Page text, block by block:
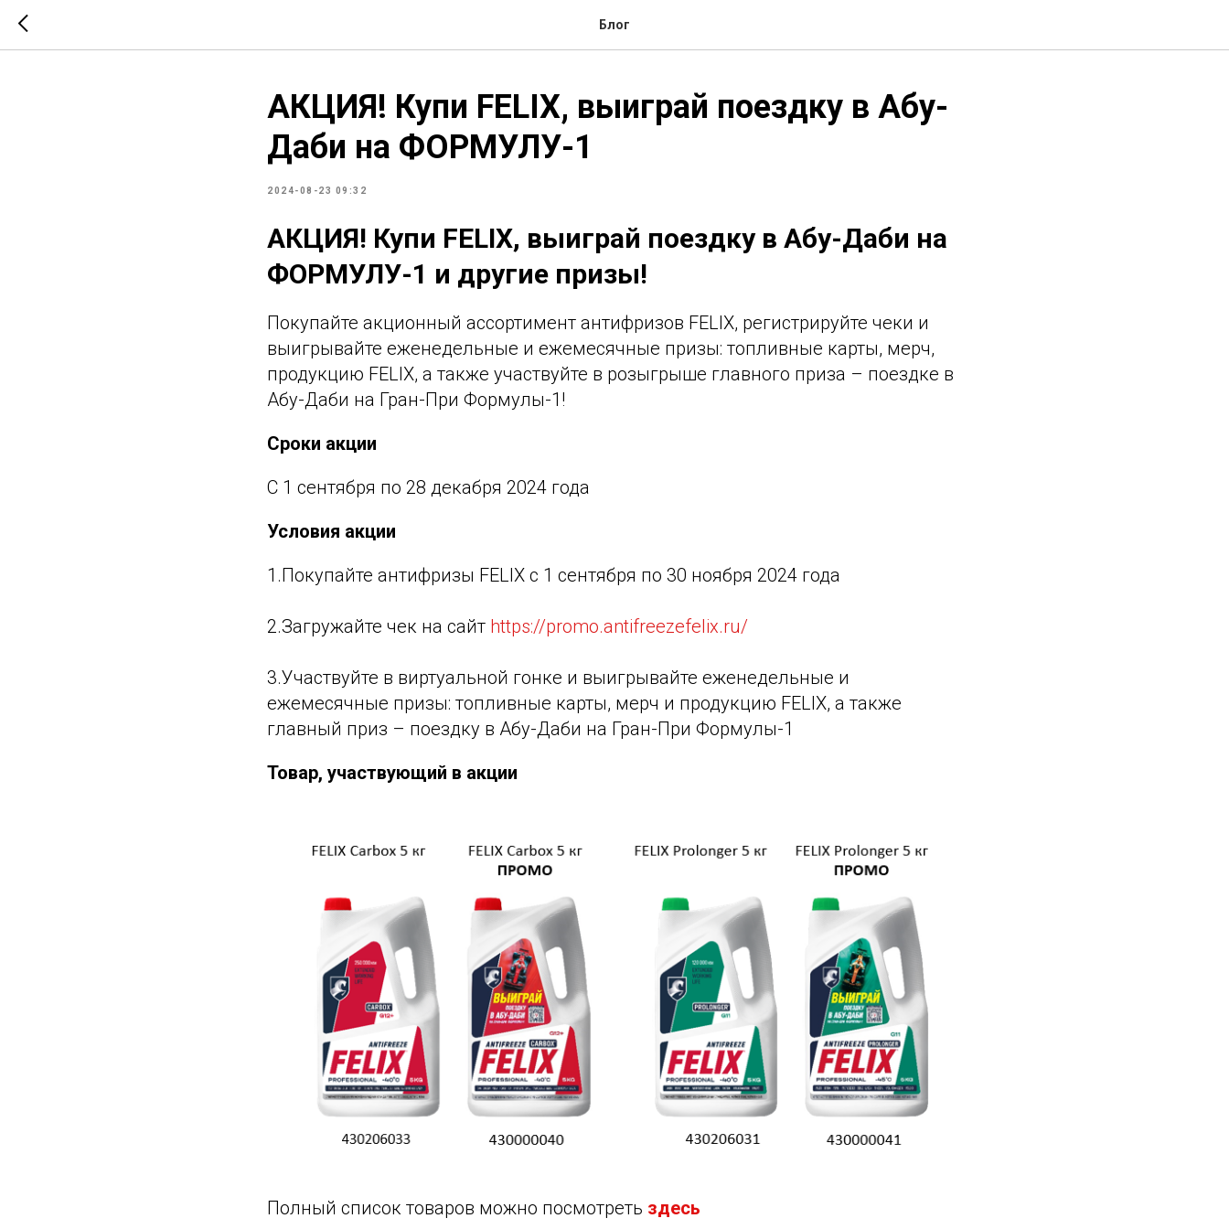
Блог
АКЦИЯ! Купи FELIX, выиграй поездку в Абу-
Даби на ФОРМУЛУ-1
2024-08-23 09:32
АКЦИЯ! Купи FELIX, выиграй поездку в Абу-Даби на
ФОРМУЛУ-1 и другие призы!
Покупайте акционный ассортимент антифризов FELIX, регистрируйте чеки и
выигрывайте еженедельные и ежемесячные призы: топливные карты, мерч,
продукцию FELIX, а также участвуйте в розыгрыше главного приза – поездке в
Абу-Даби на Гран-При Формулы-1!
Сроки акции
С 1 сентября по 28 декабря 2024 года
Условия акции
1.Покупайте антифризы FELIX с 1 сентября по 30 ноября 2024 года
2.Загружайте чек на сайт https://promo.antifreezefelix.ru/
3.Участвуйте в виртуальной гонке и выигрывайте еженедельные и
ежемесячные призы: топливные карты, мерч и продукцию FELIX, а также
главный приз – поездку в Абу-Даби на Гран-При Формулы-1
Товар, участвующий в акции
Полный список товаров можно посмотреть здесь